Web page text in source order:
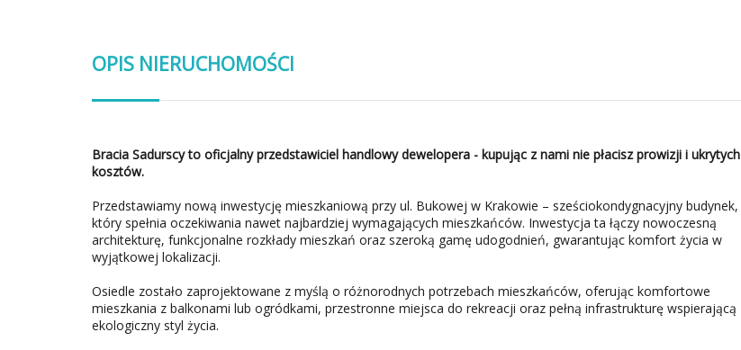
OPIS NIERUCHOMOŚCI
Bracia Sadurscy to oficjalny przedstawiciel handlowy dewelopera - kupując z nami nie płacisz prowizji i ukrytych
kosztów.
Przedstawiamy nową inwestycję mieszkaniową przy ul. Bukowej w Krakowie – sześciokondygnacyjny budynek,
który spełnia oczekiwania nawet najbardziej wymagających mieszkańców. Inwestycja ta łączy nowoczesną
architekturę, funkcjonalne rozkłady mieszkań oraz szeroką gamę udogodnień, gwarantując komfort życia w
wyjątkowej lokalizacji.
Osiedle zostało zaprojektowane z myślą o różnorodnych potrzebach mieszkańców, oferując komfortowe
mieszkania z balkonami lub ogródkami, przestronne miejsca do rekreacji oraz pełną infrastrukturę wspierającą
ekologiczny styl życia.